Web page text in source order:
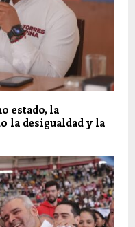
estado, la
la desigualdad y la